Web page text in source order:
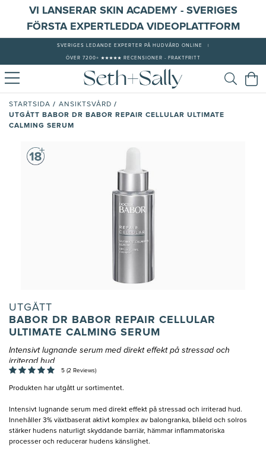
VI LANSERAR SKIN ACADEMY - SVERIGES
FÖRSTA EXPERTLEDDA VIDEOPLATTFORM
SVERIGES LEDANDE EXPERTER PÅ HUDVÅRD ONLINE
ÖVER 7200+ ★★★★★ RECENSIONER - FRAKTFRITT
STARTSIDA / ANSIKTSVÅRD /
UTGÅTT BABOR DR BABOR REPAIR CELLULAR ULTIMATE
CALMING SERUM
UTGÅTT
BABOR DR BABOR REPAIR CELLULAR
ULTIMATE CALMING SERUM
Intensivt lugnande serum med direkt effekt på stressad och
irriterad hud
5 (2 Reviews)
Produkten har utgått ur sortimentet.
Intensivt lugnande serum med direkt effekt på stressad och irriterad hud.
Innehåller 3% växtbaserat aktivt komplex av balongranka, blåeld och solros
stärker hudens naturligt skyddande barriär, hämmar inflammatoriska
processer och reducerar hudens känslighet.